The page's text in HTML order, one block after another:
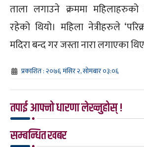
ताला लगाउने क्रममा
रहेको थियो। महिला नेत्रीहरुले
मदिरा बन्द गर जस्ता नारा लगाएका
प्रकाशित : २०७६ मंसिर २, सोमबार ०३:०६
तपाई आफ्नो धारणा लेख्नुहोस् !
सम्बन्धित खबर